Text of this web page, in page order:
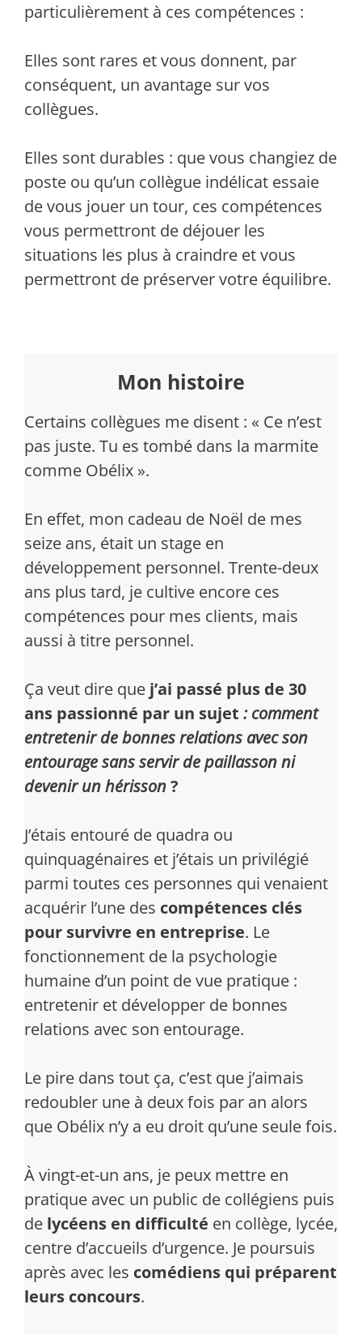
particulièrement à ces compétences :
Elles sont rares et vous donnent, par
conséquent, un avantage sur vos
collègues.
Elles sont durables : que vous changiez de
poste ou qu’un collègue indélicat essaie
de vous jouer un tour, ces compétences
vous permettront de déjouer les
situations les plus à craindre et vous
permettront de préserver votre équilibre.
Mon histoire
Certains collègues me disent : « Ce n’est
pas juste. Tu es tombé dans la marmite
comme Obélix ».
En effet, mon cadeau de Noël de mes
seize ans, était un stage en
développement personnel. Trente-deux
ans plus tard, je cultive encore ces
compétences pour mes clients, mais
aussi à titre personnel.
Ça veut dire que j’ai passé plus de 30
ans passionné par un sujet : comment
entretenir de bonnes relations avec son
entourage sans servir de paillasson ni
devenir un hérisson?
J’étais entouré de quadra ou
quinquagénaires et j’étais un privilégié
parmi toutes ces personnes qui venaient
acquérir l’une des compétences clés
pour survivre en entreprise. Le
fonctionnement de la psychologie
humaine d’un point de vue pratique :
entretenir et développer de bonnes
relations avec son entourage.
Le pire dans tout ça, c’est que j’aimais
redoubler une à deux fois par an alors
que Obélix n’y a eu droit qu’une seule fois.
À vingt-et-un ans, je peux mettre en
pratique avec un public de collégiens puis
de lycéens en difficulté en collège, lycée,
centre d’accueils d’urgence. Je poursuis
après avec les comédiens qui préparent
leurs concours.